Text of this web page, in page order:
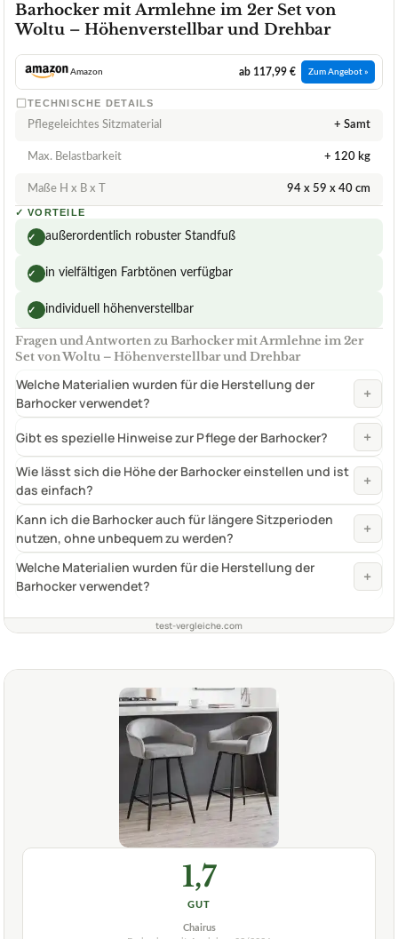
Barhocker mit Armlehne im 2er Set von
Woltu – Höhenverstellbar und Drehbar
Amazon ab 117,99 € Zum Angebot »
TECHNISCHE DETAILS
Pflegeleichtes Sitzmaterial + Samt
Max. Belastbarkeit + 120 kg
Maße H x B x T 94 x 59 x 40 cm
✓ VORTEILE
✓ außerordentlich robuster Standfuß
✓ in vielfältigen Farbtönen verfügbar
✓ individuell höhenverstellbar
Fragen und Antworten zu Barhocker mit Armlehne im 2er
Set von Woltu – Höhenverstellbar und Drehbar
Welche Materialien wurden für die Herstellung der
Barhocker verwendet?
+
Gibt es spezielle Hinweise zur Pflege der Barhocker? +
Wie lässt sich die Höhe der Barhocker einstellen und ist
das einfach?
+
Kann ich die Barhocker auch für längere Sitzperioden
nutzen, ohne unbequem zu werden?
+
Welche Materialien wurden für die Herstellung der
Barhocker verwendet?
+
test-vergleiche.com
1,7
GUT
Chairus